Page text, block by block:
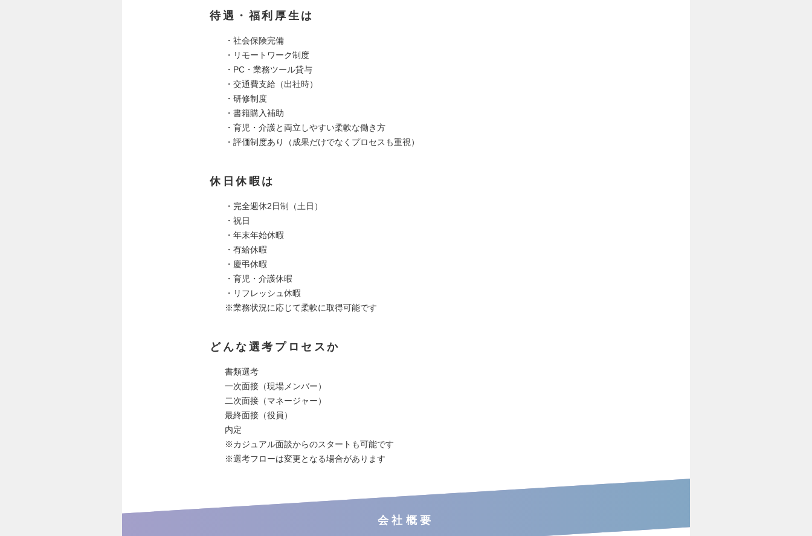
待遇・福利厚生は
・社会保険完備
・リモートワーク制度
・PC・業務ツール貸与
・交通費支給（出社時）
・研修制度
・書籍購入補助
・育児・介護と両立しやすい柔軟な働き方
・評価制度あり（成果だけでなくプロセスも重視）
休日休暇は
・完全週休2日制（土日）
・祝日
・年末年始休暇
・有給休暇
・慶弔休暇
・育児・介護休暇
・リフレッシュ休暇
※業務状況に応じて柔軟に取得可能です
どんな選考プロセスか
書類選考
一次面接（現場メンバー）
二次面接（マネージャー）
最終面接（役員）
内定
※カジュアル面談からのスタートも可能です
※選考フローは変更となる場合があります
会社概要